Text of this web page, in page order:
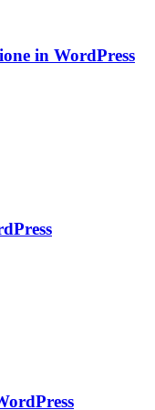
in WordPress